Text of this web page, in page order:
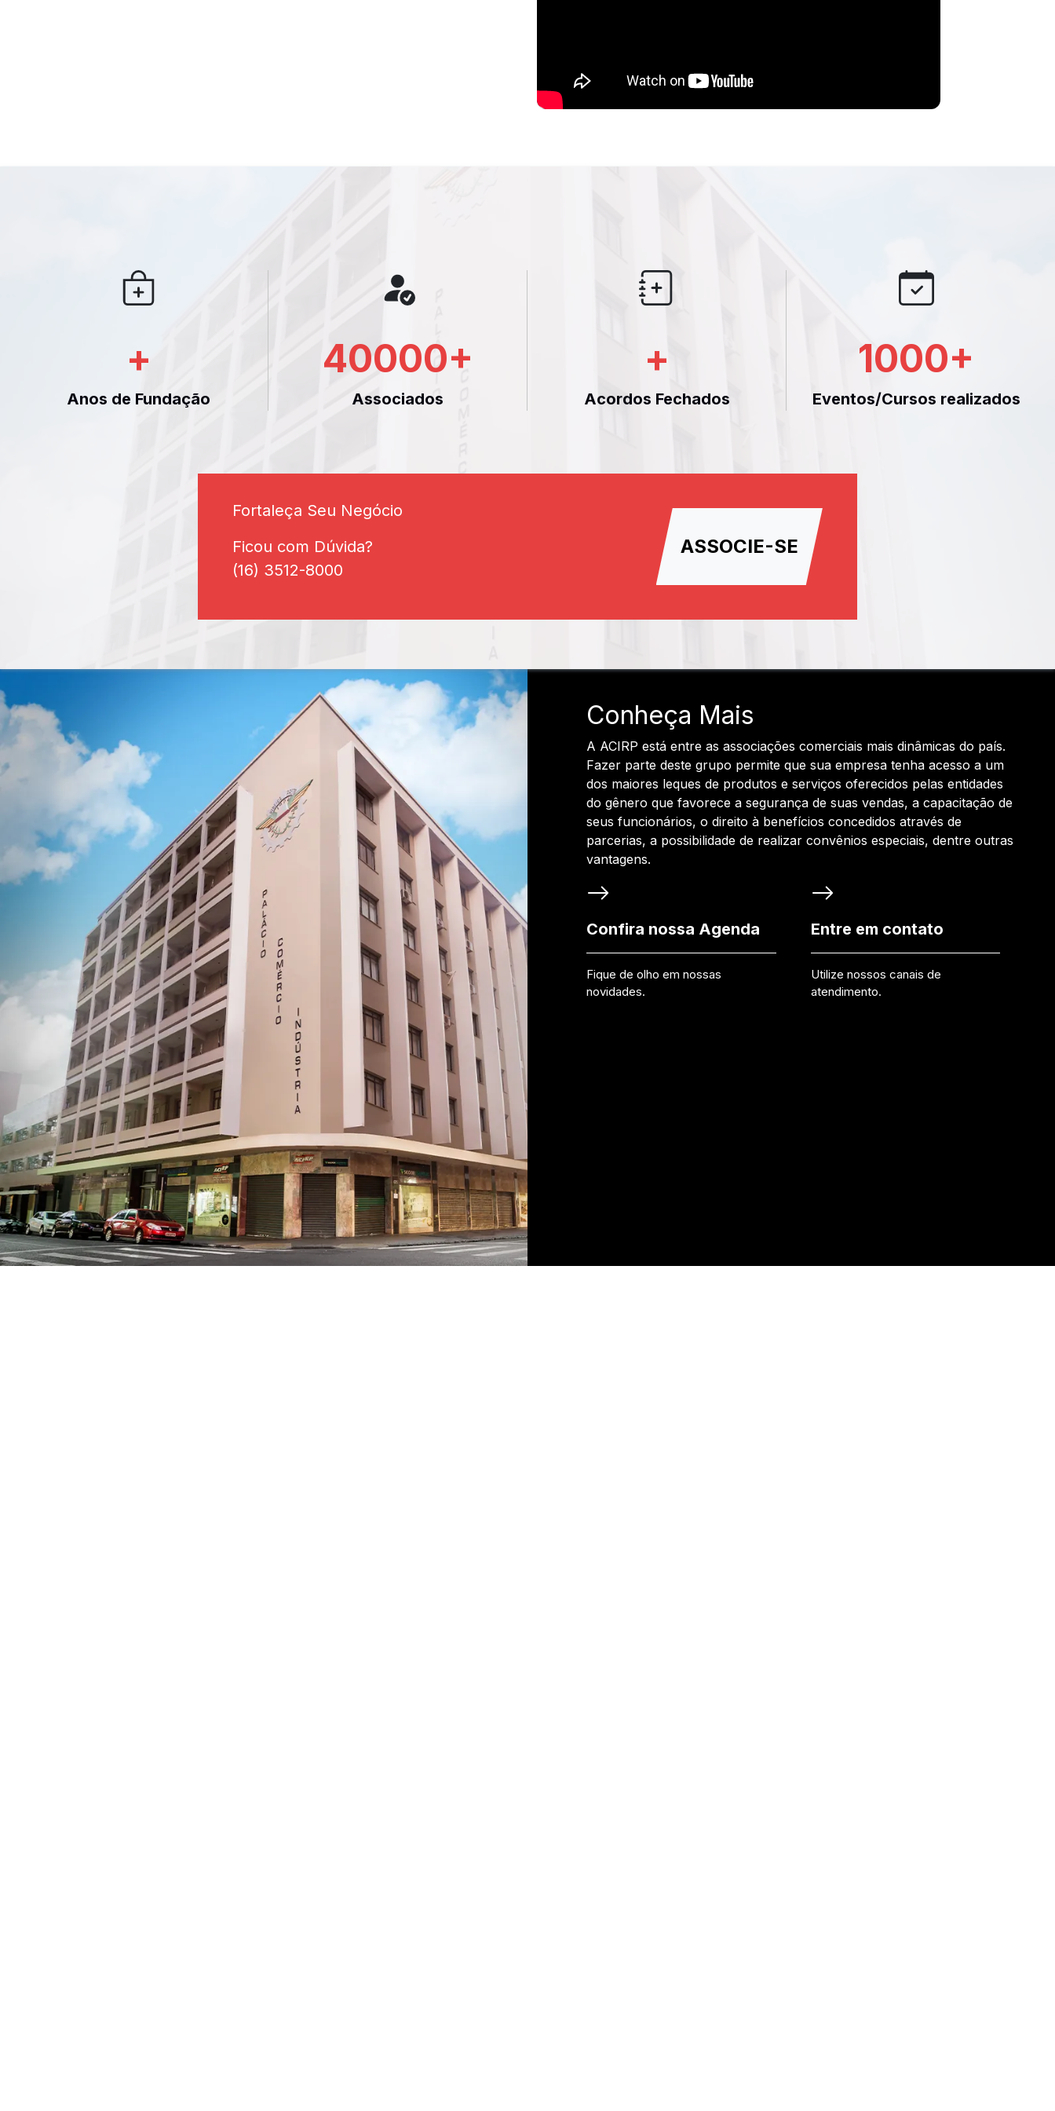
+
Anos de Fundação
40000+
Associados
+
Acordos Fechados
1000+
Eventos/Cursos realizados
Fortaleça Seu Negócio
Ficou com Dúvida?
(16) 3512-8000
ASSOCIE-SE
Conheça Mais
A ACIRP está entre as associações comerciais mais dinâmicas do país.
Fazer parte deste grupo permite que sua empresa tenha acesso a um
dos maiores leques de produtos e serviços oferecidos pelas entidades
do gênero que favorece a segurança de suas vendas, a capacitação de
seus funcionários, o direito à benefícios concedidos através de
parcerias, a possibilidade de realizar convênios especiais, dentre outras
vantagens.
Confira nossa Agenda
Fique de olho em nossas
novidades.
Entre em contato
Utilize nossos canais de
atendimento.